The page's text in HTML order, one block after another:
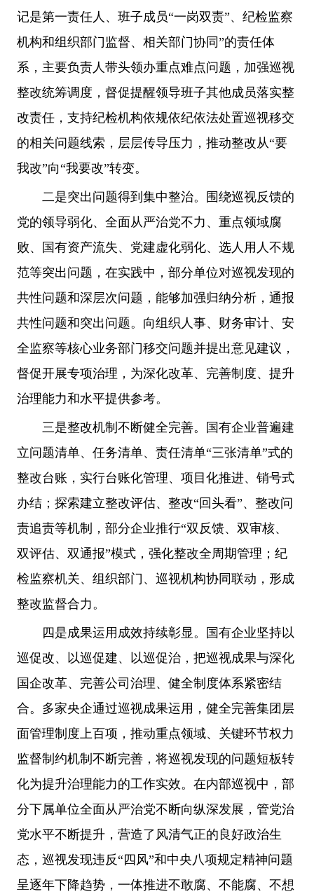
记是第一责任人、班子成员“一岗双责”、纪检监察
机构和组织部门监督、相关部门协同”的责任体
系，主要负责人带头领办重点难点问题，加强巡视
整改统筹调度，督促提醒领导班子其他成员落实整
改责任，支持纪检机构依规依纪依法处置巡视移交
的相关问题线索，层层传导压力，推动整改从“要
我改”向“我要改”转变。
二是突出问题得到集中整治。围绕巡视反馈的
党的领导弱化、全面从严治党不力、重点领域腐
败、国有资产流失、党建虚化弱化、选人用人不规
范等突出问题，在实践中，部分单位对巡视发现的
共性问题和深层次问题，能够加强归纳分析，通报
共性问题和突出问题。向组织人事、财务审计、安
全监察等核心业务部门移交问题并提出意见建议，
督促开展专项治理，为深化改革、完善制度、提升
治理能力和水平提供参考。
三是整改机制不断健全完善。国有企业普遍建
立问题清单、任务清单、责任清单“三张清单”式的
整改台账，实行台账化管理、项目化推进、销号式
办结；探索建立整改评估、整改“回头看”、整改问
责追责等机制，部分企业推行“双反馈、双审核、
双评估、双通报”模式，强化整改全周期管理；纪
检监察机关、组织部门、巡视机构协同联动，形成
整改监督合力。
四是成果运用成效持续彰显。国有企业坚持以
巡促改、以巡促建、以巡促治，把巡视成果与深化
国企改革、完善公司治理、健全制度体系紧密结
合。多家央企通过巡视成果运用，健全完善集团层
面管理制度上百项，推动重点领域、关键环节权力
监督制约机制不断完善，将巡视发现的问题短板转
化为提升治理能力的工作实效。在内部巡视中，部
分下属单位全面从严治党不断向纵深发展，管党治
党水平不断提升，营造了风清气正的良好政治生
态，巡视发现违反“四风”和中央八项规定精神问题
呈逐年下降趋势，一体推进不敢腐、不能腐、不想